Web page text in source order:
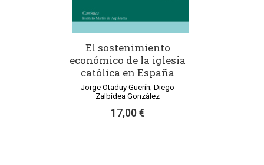
El sostenimiento
económico de la iglesia
católica en España
Jorge Otaduy Guerín; Diego
Zalbidea González
17,00 €